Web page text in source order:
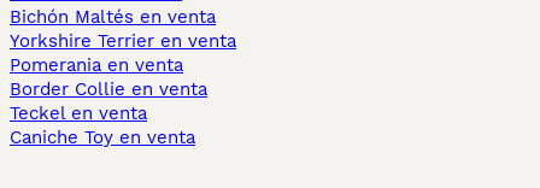
Bichón Maltés en venta
Yorkshire Terrier en venta
Pomerania en venta
Border Collie en venta
Teckel en venta
Caniche Toy en venta